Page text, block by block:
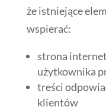
że istniejące
wspierać:
strona
użytkownika
treści
klientów